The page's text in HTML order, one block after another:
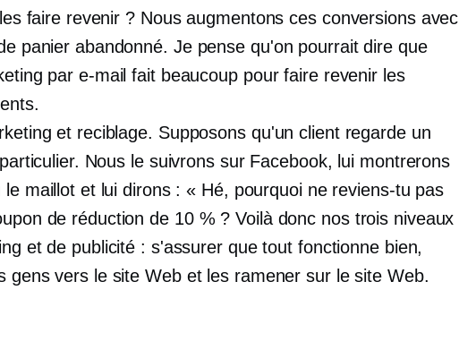
faire revenir ? Nous augmentons ces conversions avec
panier abandonné. Je pense qu'on pourrait dire que
par e-mail fait beaucoup pour faire revenir les
et reciblage. Supposons qu'un client regarde un
Nous le suivrons sur Facebook, lui montrerons
le maillot et lui dirons : « Hé, pourquoi ne reviens-tu pas
de réduction de 10 % ? Voilà donc nos trois niveaux
et de publicité : s'assurer que tout fonctionne bien,
gens vers le site Web et les ramener sur le site Web.